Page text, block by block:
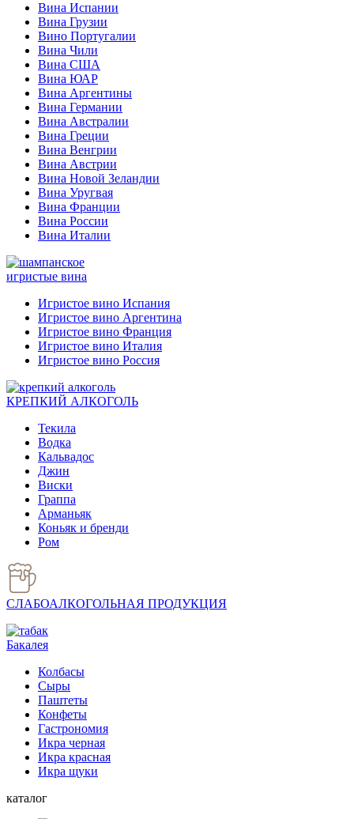
Вина Испании
Вина Грузии
Вино Португалии
Вина Чили
Вина США
Вина ЮАР
Вина Аргентины
Вина Германии
Вина Австралии
Вина Греции
Вина Венгрии
Вина Австрии
Вина Новой Зеландии
Вина Уругвая
Вина Франции
Вина России
Вина Италии
игристые вина
Игристое вино Испания
Игристое вино Аргентина
Игристое вино Франция
Игристое вино Италия
Игристое вино Россия
КРЕПКИЙ АЛКОГОЛЬ
Текила
Водка
Кальвадос
Джин
Виски
Граппа
Арманьяк
Коньяк и бренди
Ром
СЛАБОАЛКОГОЛЬНАЯ ПРОДУКЦИЯ
Бакалея
Колбасы
Сыры
Паштеты
Конфеты
Гастрономия
Икра черная
Икра красная
Икра щуки
каталог